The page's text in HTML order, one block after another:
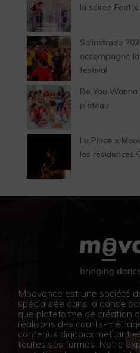
la soirée Feat
Salinstrada
accompagne
festival
Do You
plateau
La Place x
les résidences
Moovance est une société
spécialisée dans la danse
que plateforme de création
réalisons des courts-
contenus digitaux mettant
toutes ses formes. Notre